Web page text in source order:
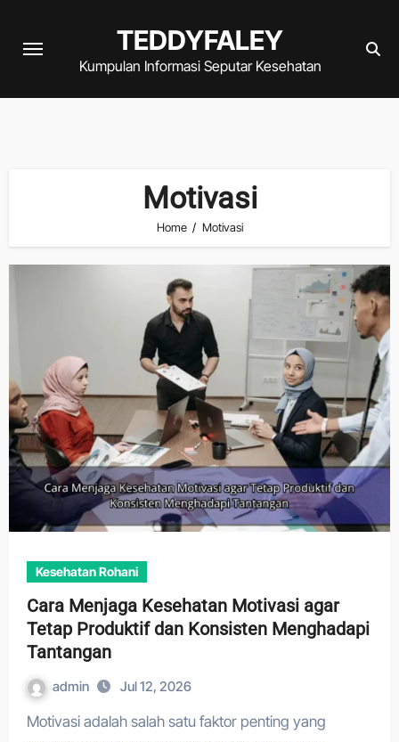
TEDDYFALEY
Kumpulan Informasi Seputar Kesehatan
Motivasi
Home Motivasi
Kesehatan Rohani
Cara Menjaga Kesehatan Motivasi agar
Tetap Produktif dan Konsisten Menghadapi
Tantangan
admin Jul 12, 2026
Motivasi adalah salah satu faktor penting yang